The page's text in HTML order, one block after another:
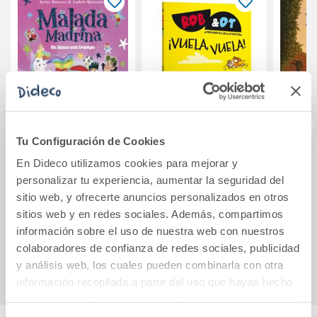
Tu Configuración de Cookies
En Dideco utilizamos cookies para mejorar y
personalizar tu experiencia, aumentar la seguridad del
sitio web, y ofrecerte anuncios personalizados en otros
sitios web y en redes sociales. Además, compartimos
información sobre el uso de nuestra web con nuestros
colaboradores de confianza de redes sociales, publicidad
y análisis web, los cuales pueden combinarla con otra
información recopilada a partir del uso que hayas hecho
Malada Madrina :
Un deseo con
trampa
11,30€
Comprar
¡Vuela, vuela!
8,50€
Comprar